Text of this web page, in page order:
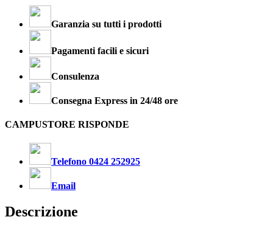
Garanzia su tutti i prodotti
Pagamenti facili e sicuri
Consulenza
Consegna Express in 24/48 ore
CAMPUSTORE RISPONDE
Telefono 0424 252925
Email
Descrizione